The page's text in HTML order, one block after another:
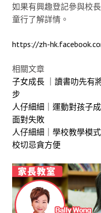
如果有興趣登記參與校
童行了解詳情。
https://zh-
相關文章
子女成長 ｜讀書叻先有
步
人仔細細｜運動對孩子
面對失敗
人仔細細｜學校教學模
校切忌貪方便